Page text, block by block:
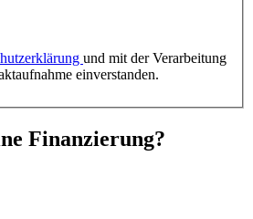
und mit der Verarbeitung
einverstanden.
Finanzierung?